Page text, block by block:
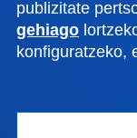
publizitate
gehiago
konfiguratzeko,
+34 945 010 114
Jarri gurekin